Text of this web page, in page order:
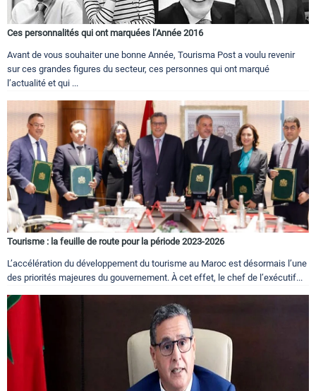
Ces personnalités qui ont marquées l’Année 2016
Avant de vous souhaiter une bonne Année, Tourisma Post a voulu revenir
sur ces grandes figures du secteur, ces personnes qui ont marqué
l’actualité et qui ...
Tourisme : la feuille de route pour la période 2023-2026
L’accélération du développement du tourisme au Maroc est désormais l’une
des priorités majeures du gouvernement. À cet effet, le chef de l’exécutif...